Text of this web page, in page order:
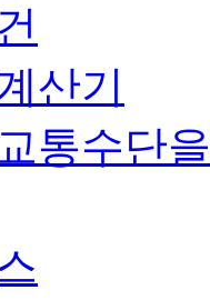
산기
통수단